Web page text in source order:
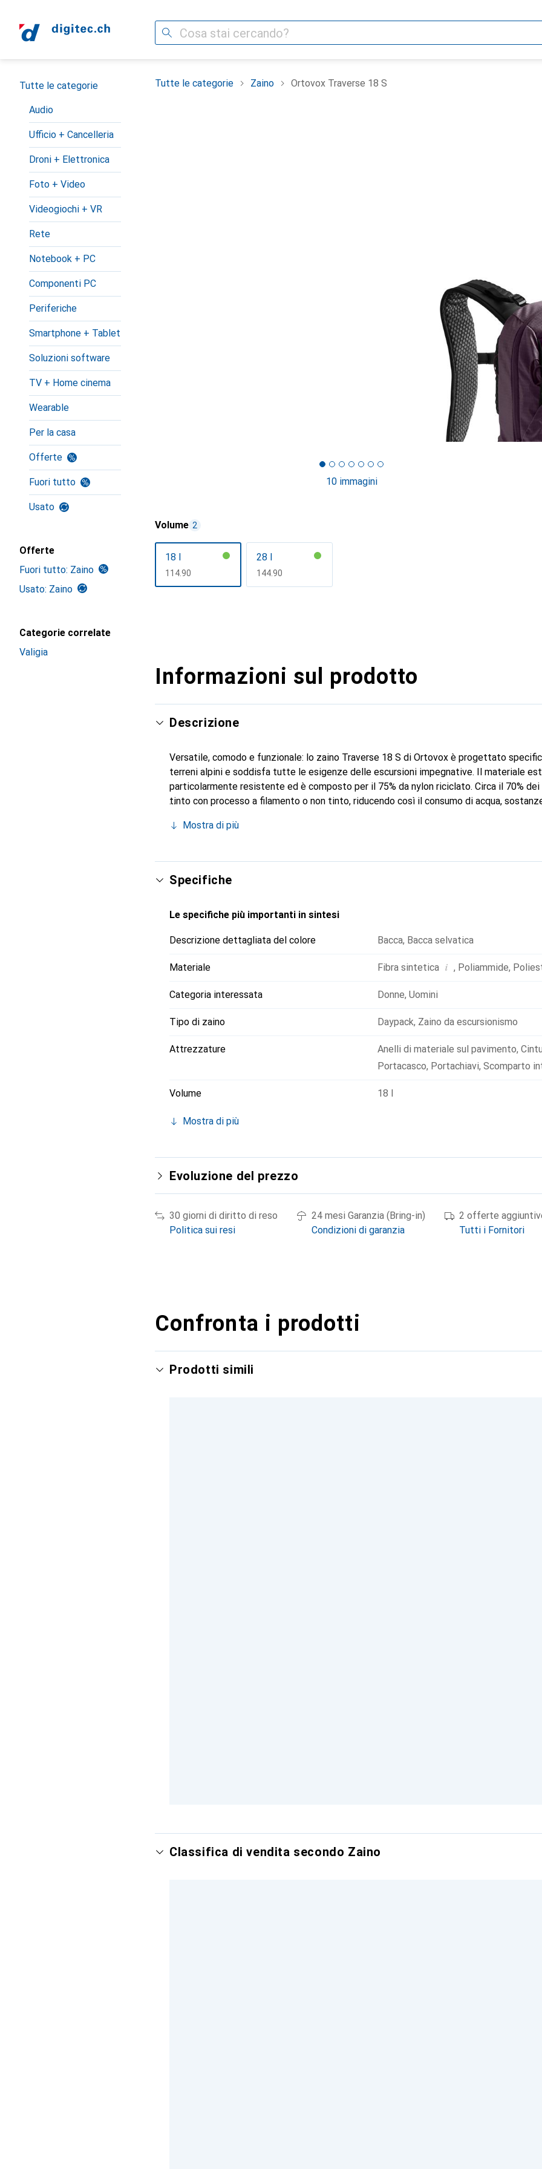
Cerca
Categoria Navigazione
Tutte le categorie
Audio
Ufficio + Cancelleria
Droni + Elettronica
Foto + Video
Videogiochi + VR
Rete
Notebook + PC
Componenti PC
Periferiche
Smartphone + Tablet
Soluzioni software
TV + Home cinema
Wearable
Per la casa
Offerte
Fuori tutto
Usato
Offerte
Fuori tutto: Zaino
Usato: Zaino
Categorie correlate
Valigia
Tutte le categorie Zaino Ortovox Traverse 18 S
10 immagini
Volume 2
18 l
CHF
114.90
28 l
CHF
144.90
Informazioni sul prodotto
Descrizione
Versatile, comodo e funzionale: lo zaino Traverse 18 S di Ortovox è progettato
terreni alpini e soddisfa tutte le esigenze delle escursioni impegnative. Il materiale
particolarmente resistente ed è composto per il 75% da nylon riciclato. Circa il 70%
tinto con processo a filamento o non tinto, riducendo così il consumo di acqua,
ottimale: i cuscinetti assicurano una circolazione dell'aria continua, mentre le spalline
comodamente tramite l'apertura frontale. Il casco e l'attrezzatura aggiuntiva trovano
elastica frontale, nella tasca per oggetti di valore, in un compartimento interno o nella
specifici per gli sport di montagna, come le asole per il materiale, il fissaggio dei
Mostra di più
Specifiche
Le specifiche più importanti in sintesi
Descrizione dettagliata del colore Bacca, Bacca selvatica
Materiale Fibra sintetica i , Poliammide,
Categoria interessata Donne, Uomini
Tipo di zaino Daypack, Zaino da escursionismo
Attrezzature Anelli di materiale sul pavimento,
Portacasco, Portachiavi, Scomparto
Volume 18 l
Mostra di più
Evoluzione del prezzo
30 giorni di diritto di reso
Politica sui resi
24 mesi Garanzia (Bring-in)
Condizioni di garanzia
2 offerte
Tutti i Fornitori
Confronta i prodotti
Prodotti simili
Classifica di vendita secondo Zaino